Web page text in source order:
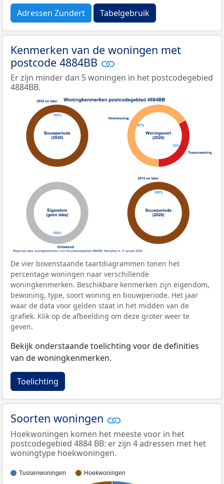
Adressen Zundert Tabelgebruik
Kenmerken van de woningen met
postcode 4884BB
Er zijn minder dan 5 woningen in het postcodegebied
4884BB.
De vier bovenstaande taartdiagrammen tonen het
percentage woningen naar verschillende
woningkenmerken. Beschikbare kenmerken zijn eigendom,
bewoning, type, soort woning en bouwperiode. Het jaar
waar de data voor gelden staat in het midden van de
grafiek. Klik op de afbeelding om deze groter weer te
geven.
Bekijk onderstaande toelichting voor de definities
van de woningkenmerken.
Toelichting
Soorten woningen
Hoekwoningen komen het meeste voor in het
postcodegebied 4884 BB: er zijn 4 adressen met het
woningtype hoekwoningen.
Tussenwoningen Hoekwoningen